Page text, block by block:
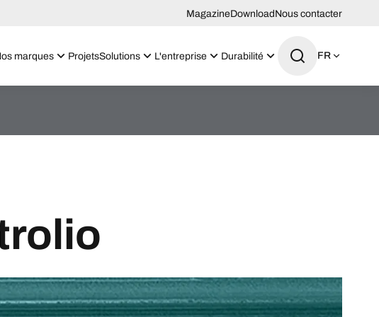
MagazineDownloadNous contacter
marques ProjetsSolutions L'entreprise Durabilité FR